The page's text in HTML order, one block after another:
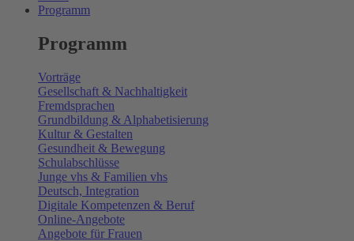
Programm
Programm
Vorträge
Gesellschaft & Nachhaltigkeit
Fremdsprachen
Grundbildung & Alphabetisierung
Kultur & Gestalten
Gesundheit & Bewegung
Schulabschlüsse
Junge vhs & Familien vhs
Deutsch, Integration
Digitale Kompetenzen & Beruf
Online-Angebote
Angebote für Frauen